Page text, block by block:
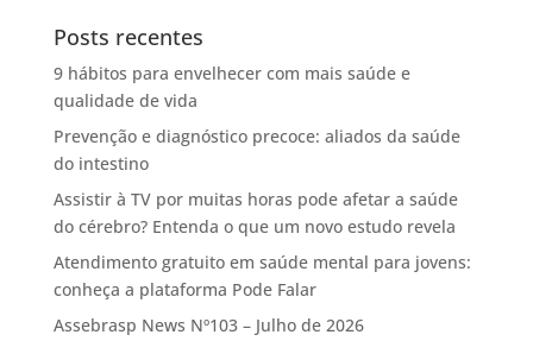
Posts recentes
9 hábitos para envelhecer com mais saúde e
qualidade de vida
Prevenção e diagnóstico precoce: aliados da saúde
do intestino
Assistir à TV por muitas horas pode afetar a saúde
do cérebro? Entenda o que um novo estudo revela
Atendimento gratuito em saúde mental para jovens:
conheça a plataforma Pode Falar
Assebrasp News Nº103 – Julho de 2026